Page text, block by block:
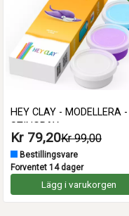
HEY CLAY - MODELLERA -
STINGRAY
Kr 79,20Kr 99,00
Bestillingsvare
Forventet 14 dager
Lägg i varukorgen